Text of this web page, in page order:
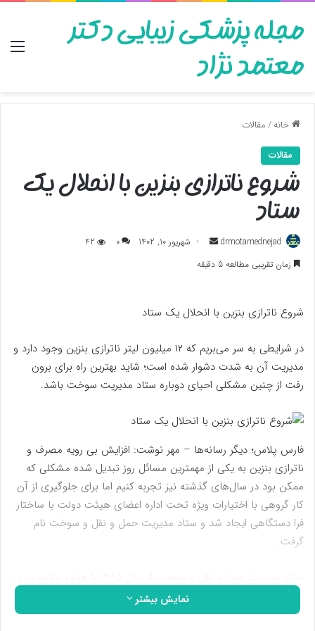
مجله پزشکی زیبایی دکتر
معتمد نژاد
خانه/مقالات
مقالات
شروع ناترازی بنزین با انحلال یک
ستاد
drmotamednejad
ارسال
به
شهریور 10, 1402 0
42
زمان تقریبی مطالعه 5 دقیقه
شروع ناترازی بنزین با انحلال یک ستاد
در شرایطی به سر می‌بریم که ۱۲ میلیون لیتر ناترازی بنزین وجود دارد و
مدیریت آن به شدت دشوار شده است؛ شاید بهترین راه برای برون
رفت از چنین مشکلی احیای دوباره ستاد مدیریت سوخت باشد.
فارس پلاس؛ دیگر رسانه‌ها – مهر نوشت: افزایش بی رویه مصرف و
ناترازی بنزین به یکی از مهمترین مسائل روز تبدیل شده مشکلی که
ممکن بود در سال‌های گذشته نیز تجربه کنیم اما برای جلوگیری از آن
کار گروهی با اختیارات ویژه تحت اداره اعضای هیئت دولت با ساختار
فرا دستگاهی ایجاد شد و ستاد مدیریت حمل و نقل و سوخت نام
گرفت.
راهبردی در مدیریت مصرف و تأمین سوخت، سیاست گذاری در سهمیه
بندی بنزین، کارت هوشمند سوخت، توسعه ناوگان حمل و نقل
نمایش بیشتر